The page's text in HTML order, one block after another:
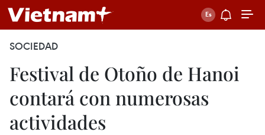
SOCIEDAD
Festival de Otoño de Hanoi
contará con numerosas
actividades